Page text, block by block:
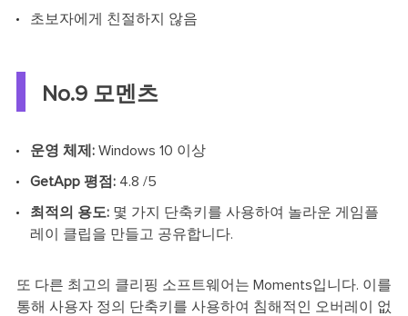
초보자에게 친절하지 않음
No.9 모멘츠
운영 체제:Windows 10 이상
GetApp 평점:4.8 /5
최적의 용도:몇 가지 단축키를 사용하여 놀라운 게임플
레이 클립을 만들고 공유합니다.
또 다른 최고의 클리핑 소프트웨어는 Moments입니다. 이를
통해 사용자 정의 단축키를 사용하여 침해적인 오버레이 없